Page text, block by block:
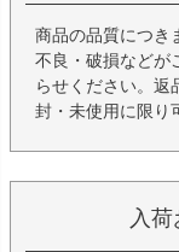
商品の品質につき
不良・破損などが
らせください。返
封・未使用に限り
入